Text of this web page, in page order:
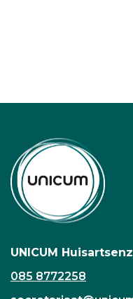
UNICUM
085 8772258